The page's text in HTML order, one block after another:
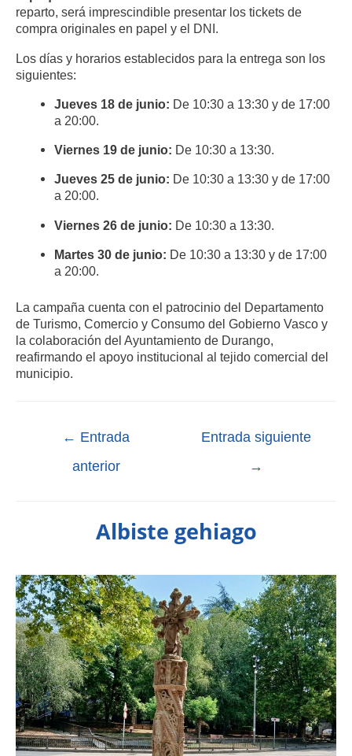
reparto, será imprescindible presentar los tickets de
compra originales en papel y el DNI.
Los días y horarios establecidos para la entrega son los
siguientes:
Jueves 18 de junio: De 10:30 a 13:30 y de 17:00
a 20:00.
Viernes 19 de junio: De 10:30 a 13:30.
Jueves 25 de junio: De 10:30 a 13:30 y de 17:00
a 20:00.
Viernes 26 de junio: De 10:30 a 13:30.
Martes 30 de junio: De 10:30 a 13:30 y de 17:00
a 20:00.
La campaña cuenta con el patrocinio del Departamento
de Turismo, Comercio y Consumo del Gobierno Vasco y
la colaboración del Ayuntamiento de Durango,
reafirmando el apoyo institucional al tejido comercial del
municipio.
← Entrada
anterior
Entrada siguiente
→
Albiste gehiago